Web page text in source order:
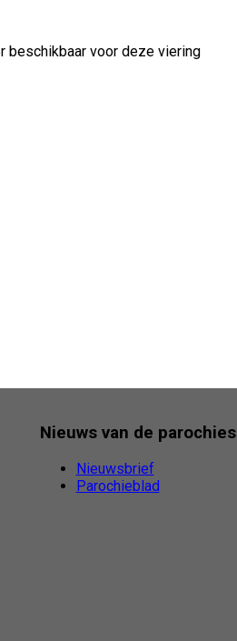
beschikbaar voor deze viering
Nieuws van de parochies
Nieuwsbrief
Parochieblad